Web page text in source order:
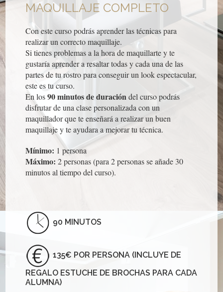
MAQUILLAJE COMPLETO
Con este curso podrás aprender las técnicas para
realizar un correcto maquillaje.
Si tienes problemas a la hora de maquillarte y te
gustaría aprender a resaltar todas y cada una de las
partes de tu rostro para conseguir un look espectacular,
este es tu curso.
En los90 minutos de duracióndel curso podrás
disfrutar de una clase personalizada con un
maquillador que te enseñará a realizar un buen
maquillaje y te ayudara a mejorar tu técnica.
Mínimo: 1 persona
Máximo: 2 personas (para 2 personas se añade 30
minutos al tiempo del curso).
90 MINUTOS
135€ POR PERSONA (INCLUYE DE
REGALO ESTUCHE DE BROCHAS PARA CADA
ALUMNA)